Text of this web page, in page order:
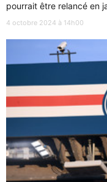
pourrait être relancé en
4 octobre 2024 à 14h00